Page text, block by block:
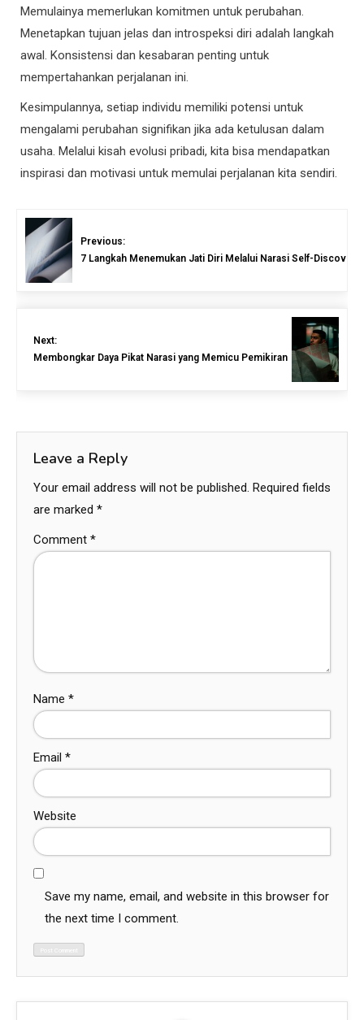
Memulainya memerlukan komitmen untuk perubahan.
Menetapkan tujuan jelas dan introspeksi diri adalah langkah
awal. Konsistensi dan kesabaran penting untuk
mempertahankan perjalanan ini.
Kesimpulannya, setiap individu memiliki potensi untuk
mengalami perubahan signifikan jika ada ketulusan dalam
usaha. Melalui kisah evolusi pribadi, kita bisa mendapatkan
inspirasi dan motivasi untuk memulai perjalanan kita sendiri.
Previous:
7 Langkah Menemukan Jati Diri Melalui Narasi Self-Discovery
Next:
Membongkar Daya Pikat Narasi yang Memicu Pemikiran
Leave a Reply
Your email address will not be published. Required fields
are marked *
Comment *
Name *
Email *
Website
Save my name, email, and website in this browser for
the next time I comment.